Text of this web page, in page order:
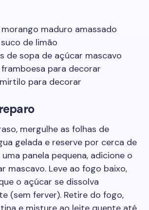
maduro amassado
de limão
de sopa de açúcar mascavo
para decorar
para decorar
mergulhe as folhas de
gelada e reserve por cerca de
panela pequena, adicione o
mascavo. Leve ao fogo baixo,
o açúcar se dissolva
(sem ferver). Retire do fogo,